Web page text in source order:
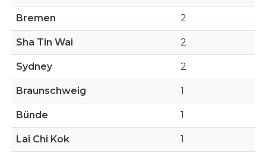
Bremen 2
Sha Tin Wai 2
Sydney 2
Braunschweig 1
Bünde 1
Lai Chi Kok 1